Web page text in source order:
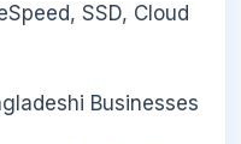
SSD, Cloud
Businesses